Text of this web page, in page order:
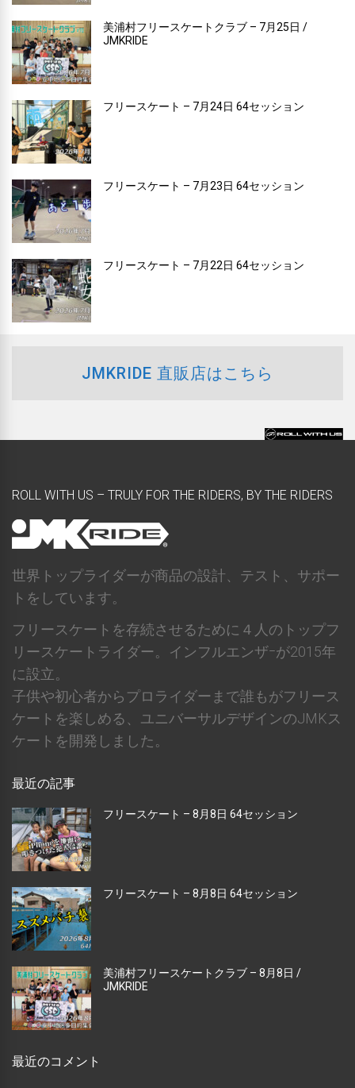
美浦村フリースケートクラブ – 7月25日 /
JMKRIDE
フリースケート – 7月24日 64セッション
フリースケート – 7月23日 64セッション
フリースケート – 7月22日 64セッション
JMKRIDE 直販店はこちら
ROLL WITH US – TRULY FOR THE RIDERS, BY THE RIDERS
世界トップライダーが商品の設計、テスト、サポー
トをしています。
フリースケートを存続させるために４人のトップフ
リースケートライダー。インフルエンザｰが2015年
に設立。
子供や初心者からプロライダーまで誰もがフリース
ケートを楽しめる、ユニバーサルデザインのJMKス
ケートを開発しました。
最近の記事
フリースケート – 8月8日 64セッション
フリースケート – 8月8日 64セッション
美浦村フリースケートクラブ – 8月8日 /
JMKRIDE
最近のコメント